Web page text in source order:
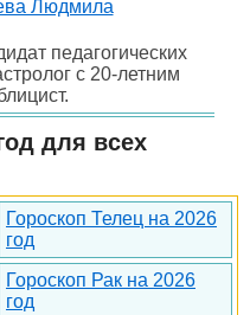
Людмила
педагогических
с 20-летним
для всех
Гороскоп Телец на 2026
год
Гороскоп Рак на 2026
год